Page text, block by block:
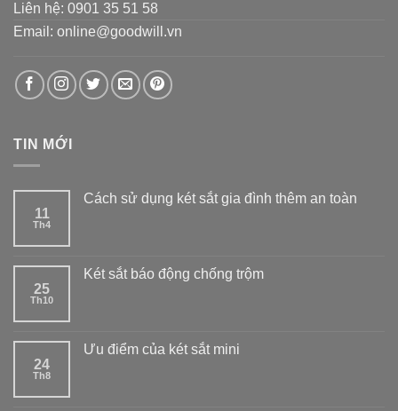
Liên hệ: 0901 35 51 58
Email: online@goodwill.vn
TIN MỚI
11
Th4
Cách sử dụng két sắt gia đình thêm an toàn
25
Th10
Két sắt báo động chống trộm
24
Th8
Ưu điểm của két sắt mini